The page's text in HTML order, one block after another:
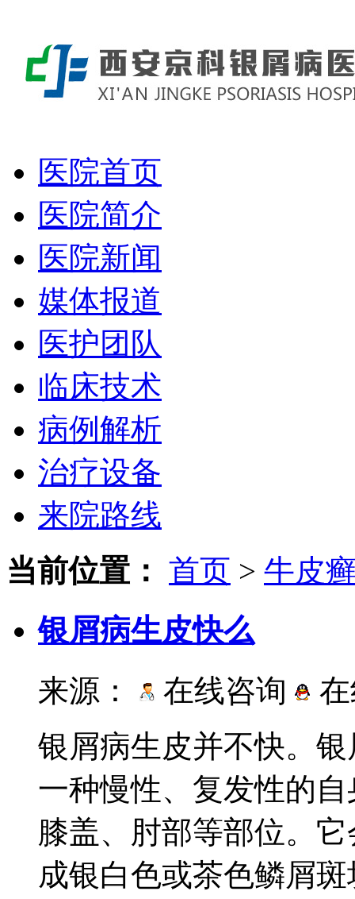
医院首页
医院简介
医院新闻
媒体报道
医护团队
临床技术
病例解析
治疗设备
来院路线
当前位置： 首页 > 牛皮
银屑病生皮快么
来源：
在线咨询
银屑病生皮并不快。
一种慢性、复发性的
膝盖、肘部等部位。
成银白色或茶色鳞屑